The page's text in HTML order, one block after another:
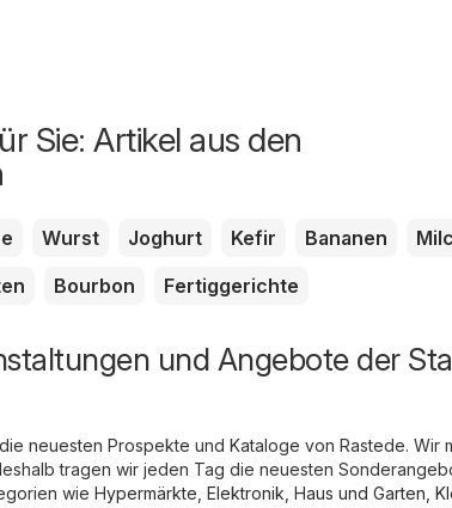
Sie: Artikel aus den
Wurst Joghurt Kefir Bananen
Bourbon Fertiggerichte
und Angebote der
neuesten Prospekte und Kataloge von Rastede. Wir
tragen wir jeden Tag die neuesten
wie Hypermärkte Elektronik Haus und Garten